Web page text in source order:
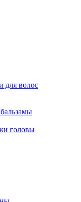
для волос
головы